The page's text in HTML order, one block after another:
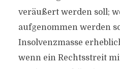
veräußert werden soll;
aufgenommen werden
Insolvenzmasse
wenn ein Rechtsstreit